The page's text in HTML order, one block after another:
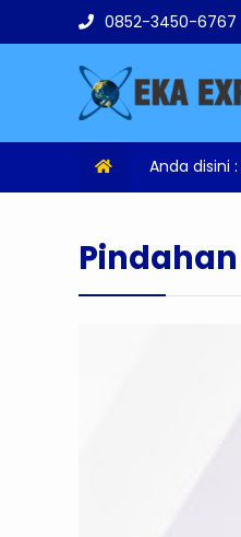
0852-3450-6767
Anda disini :